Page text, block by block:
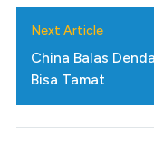
Next Article
China Balas
Bisa Tamat